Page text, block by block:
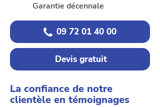
Garantie décennale
09 72 01 40 00
Devis gratuit
La confiance de notre
clientèle en témoignages